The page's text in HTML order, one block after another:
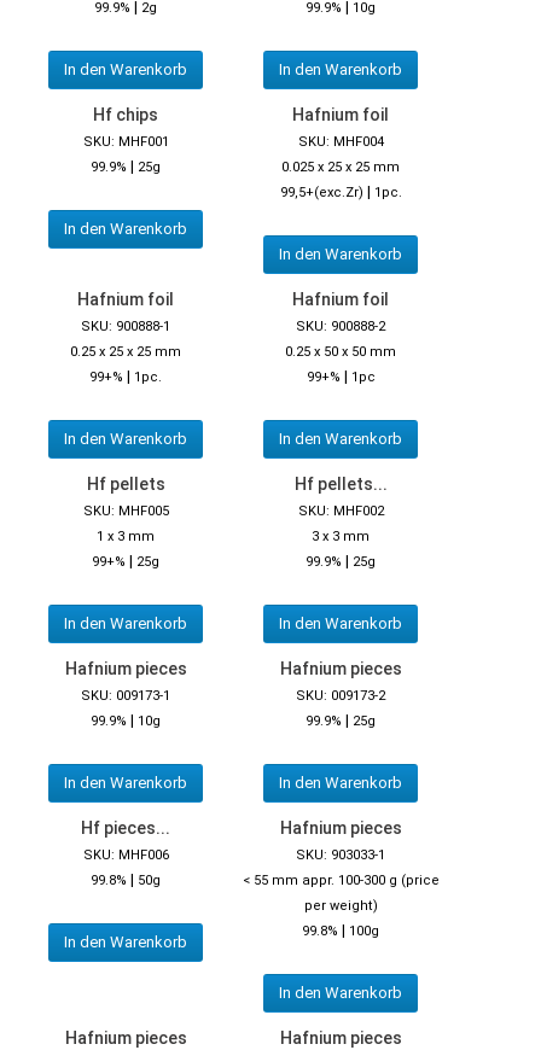
99.9% | 2g
In den Warenkorb
99.9% | 10g
In den Warenkorb
Hf chips
SKU: MHF001
99.9% | 25g
In den Warenkorb
Hafnium foil
SKU: MHF004
0.025 x 25 x 25 mm
99,5+(exc.Zr) | 1pc.
In den Warenkorb
Hafnium foil
SKU: 900888-1
0.25 x 25 x 25 mm
99+% | 1pc.
In den Warenkorb
Hafnium foil
SKU: 900888-2
0.25 x 50 x 50 mm
99+% | 1pc
In den Warenkorb
Hf pellets
SKU: MHF005
1 x 3 mm
99+% | 25g
In den Warenkorb
Hf pellets...
SKU: MHF002
3 x 3 mm
99.9% | 25g
In den Warenkorb
Hafnium pieces
SKU: 009173-1
99.9% | 10g
In den Warenkorb
Hafnium pieces
SKU: 009173-2
99.9% | 25g
In den Warenkorb
Hf pieces...
SKU: MHF006
99.8% | 50g
In den Warenkorb
Hafnium pieces
SKU: 903033-1
< 55 mm appr. 100-300 g (price
per weight)
99.8% | 100g
In den Warenkorb
Hafnium pieces Hafnium pieces